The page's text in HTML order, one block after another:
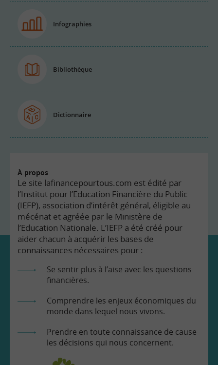
Infographies
Bibliothèque
Dictionnaire
À propos
Le site lafinancepourtous.com est édité par
l’Institut pour l’Education Financière du Public
(IEFP), association d’intérêt général, éligible au
mécénat et agréée par le Ministère de
l’Education Nationale. L’IEFP a été créé pour
aider chacun à acquérir les bases de
connaissances nécessaires pour :
Se sentir plus à l’aise avec les questions
financières.
Comprendre les enjeux économiques du
monde dans lequel nous vivons.
Prendre en toute connaissance de cause
les décisions qui nous concernent.